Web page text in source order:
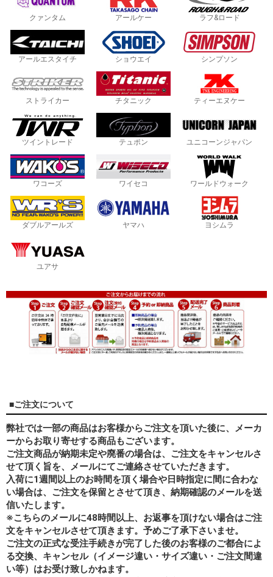
クァンタム アールケー ラフ&ロード
アールエスタイチ ショウエイ シンプソン
ストライカー チタニック ティーエヌケー
ツイントレード テュポン ユニコーンジャパン
ワコーズ ワイセコ ワールドウォーク
ダブルアールズ ヤマハ ヨシムラ
ユアサ
■ご注文について
弊社では一部の商品はお客様からご注文を頂いた後に、メーカ
ーからお取り寄せする商品もございます。
ご注文商品が納期未定や廃番の場合は、ご注文をキャンセルさ
せて頂く旨を、メールにてご連絡させていただきます。
入荷に1週間以上のお時間を頂く場合や日時指定に間に合わな
い場合は、ご注文を保留とさせて頂き、納期確認のメールを送
信いたします。
※こちらのメールに48時間以上、お返事を頂けない場合はご注
文をキャンセルさせて頂きます。予めご了承下さいませ。
ご注文の正式な受注手続きが完了した後のお客様のご都合によ
る交換、キャンセル（イメージ違い・サイズ違い・ご注文間違
い等）はお受け致しかねます。